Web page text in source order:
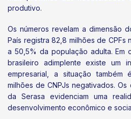
produtivo.
Os números revelam a dimensão
País registra 82,8 milhões de CPFs
a 50,5% da população adulta. Em
brasileiro adimplente existe um
empresarial, a situação também
milhões de CNPJs negativados.
da Serasa evidenciam uma
desenvolvimento econômico e